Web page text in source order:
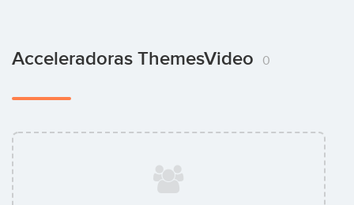
Acceleradoras ThemesVideo 0